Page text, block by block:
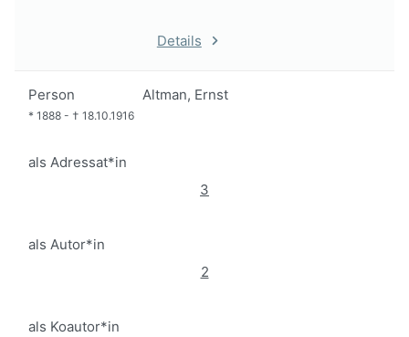
Details
Person Altman, Ernst
* 1888 - † 18.10.1916
als Adressat*in
3
als Autor*in
2
als Koautor*in